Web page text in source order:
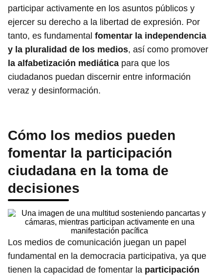
participar activamente en los asuntos públicos y
ejercer su derecho a la libertad de expresión. Por
tanto, es fundamental fomentar la independencia
y la pluralidad de los medios, así como promover
la alfabetización mediática para que los
ciudadanos puedan discernir entre información
veraz y desinformación.
Cómo los medios pueden
fomentar la participación
ciudadana en la toma de
decisiones
Los medios de comunicación juegan un papel
fundamental en la democracia participativa, ya que
tienen la capacidad de fomentar la participación